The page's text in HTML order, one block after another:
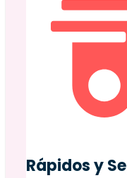
Rápidos y